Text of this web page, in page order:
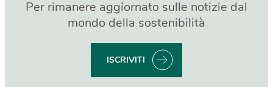
Per rimanere aggiornato sulle notizie dal
mondo della sostenibilità
ISCRIVITI